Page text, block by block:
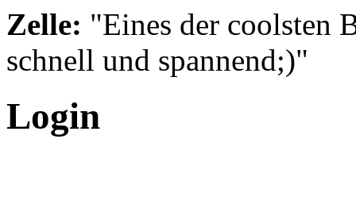
Zelle: "Eines der coolsten
schnell und spannend;)"
Login